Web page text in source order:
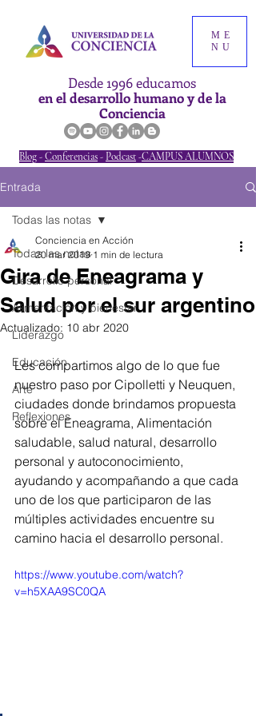
Desde 1996 educamos
en el desarrollo humano y de la
Conciencia
ME
NU
Blog-Conferencias-Podcast-CAMPUS ALUMNOS
Entrada
Todas las notas
Desarrollo personal
Alimentación y bienestar
Liderazgo
Educación
Arte
Reflexiones
Todas las notas
Gira de Eneagrama y
Salud por el sur argentino
Conciencia en Acción
20 mar 2019 1 min de lectura
Actualizado: 10 abr 2020
Les compartimos algo de lo que fue
nuestro paso por Cipolletti y Neuquen,
ciudades donde brindamos propuesta
sobre el Eneagrama, Alimentación
saludable, salud natural, desarrollo
personal y autoconocimiento,
ayudando y acompañando a que cada
uno de los que participaron de las
múltiples actividades encuentre su
camino hacia el desarrollo personal.
https://www.youtube.com/watch?
v=h5XAA9SC0QA